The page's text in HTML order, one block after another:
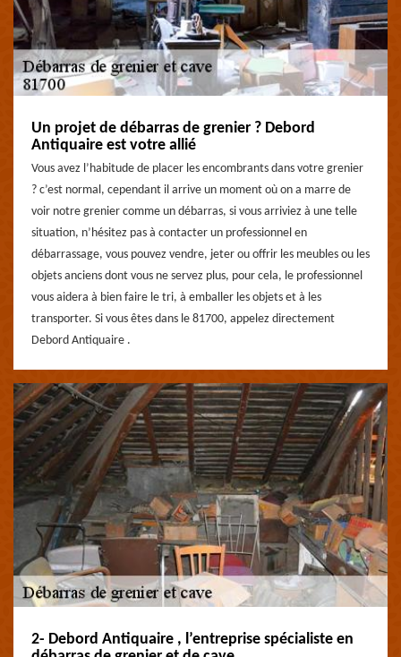
Un projet de débarras de grenier ? Debord
Antiquaire est votre allié
Vous avez l’habitude de placer les encombrants dans votre grenier
? c’est normal, cependant il arrive un moment où on a marre de
voir notre grenier comme un débarras, si vous arriviez à une telle
situation, n’hésitez pas à contacter un professionnel en
débarrassage, vous pouvez vendre, jeter ou offrir les meubles ou les
objets anciens dont vous ne servez plus, pour cela, le professionnel
vous aidera à bien faire le tri, à emballer les objets et à les
transporter. Si vous êtes dans le 81700, appelez directement
Debord Antiquaire .
2- Debord Antiquaire , l’entreprise spécialiste en